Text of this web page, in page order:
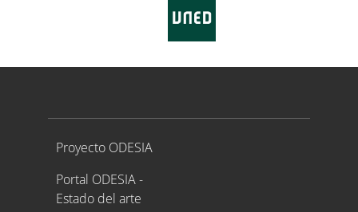
Proyecto ODESIA
Proyecto ODESIA
Portal ODESIA -
Estado del arte